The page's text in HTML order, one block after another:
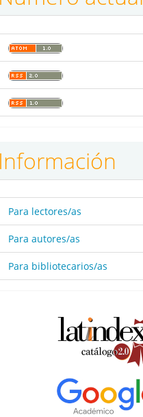
Para lectores/as
Para autores/as
Para bibliotecarios/as